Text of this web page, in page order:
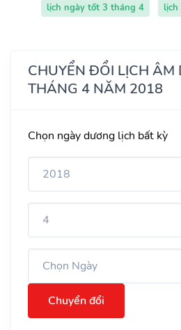
lịch ngày tốt 3 tháng 4
lịch
CHUYỂN ĐỔI LỊCH ÂM
THÁNG 4 NĂM 2018
Chọn ngày dương lịch bất kỳ
Chuyển đổi